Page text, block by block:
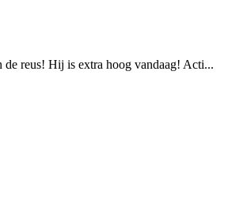
reus! Hij is extra hoog vandaag! Acti...